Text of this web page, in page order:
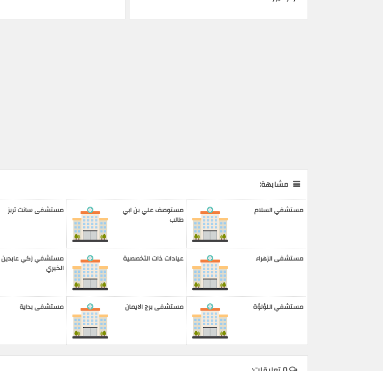
مشابهة:
مستشفى سانت تريز مستوصف علي بن ابي
طالب
مستشفي السلام
مستشفي زكي عابدين
الخيري
عيادات ذات التخصصية مستشفى الزهراء
مستشفى بداية مستشفى برج الايمان مستشفي اللؤلؤة